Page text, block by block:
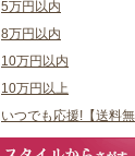
5万円以内
8万円以内
10万円以内
10万円以上
いつでも応援!【送料無